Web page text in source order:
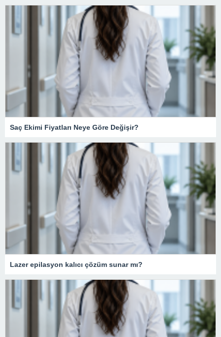
Saç Ekimi Fiyatları Neye Göre Değişir?
Lazer epilasyon kalıcı çözüm sunar mı?